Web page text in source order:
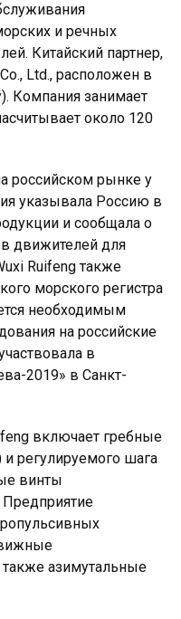
и речных
Китайский партнер,
Ltd., расположен в
Компания занимает
около 120
российском рынке у
указывала Россию в
и сообщала о
движителей для
Ruifeng также
морского регистра
необходимым
на российские
в
2019» в Санкт-
включает гребные
регулируемого шага
винты
азимутальные